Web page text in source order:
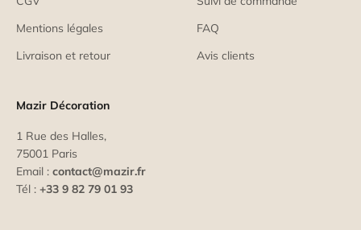
Mentions légales
Livraison et retour
FAQ
Avis clients
Mazir Décoration
1 Rue des Halles,
75001 Paris
Email : contact@mazir.fr
Tél : +33 9 82 79 01 93